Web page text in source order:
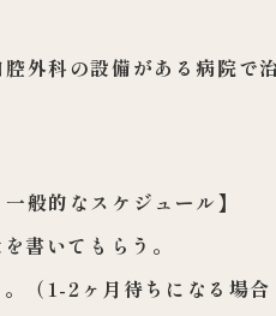
外科の設備がある病院で
般的なスケジュール】
書いてもらう。
（1-2ヶ月待ちになる場合